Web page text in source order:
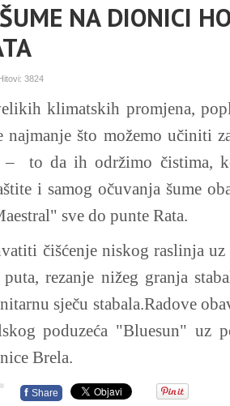
NA DIONICI
3824
klimatskih promjena,
najmanje što možemo učiniti
– to da ih održimo čistima,
i samog očuvanja šume
sve do punte Rata.
čišćenje niskog raslinja
puta, rezanje nižeg granja
sječu stabala.Radove
poduzeća "Bluesun" uz
Brela.
f Share